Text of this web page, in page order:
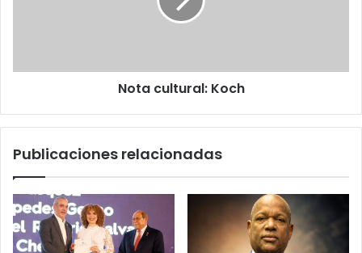
Nota cultural: Koch
Publicaciones relacionadas